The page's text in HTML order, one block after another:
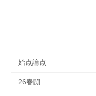
始点論点
26春闘